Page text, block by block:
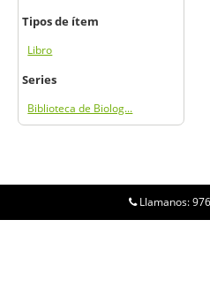
Tipos de ítem
Libro
Series
Biblioteca de Biolog...
Llamanos: